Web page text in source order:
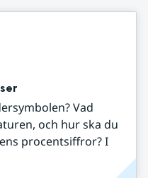
Vad
och hur ska du
procentsiffror? I